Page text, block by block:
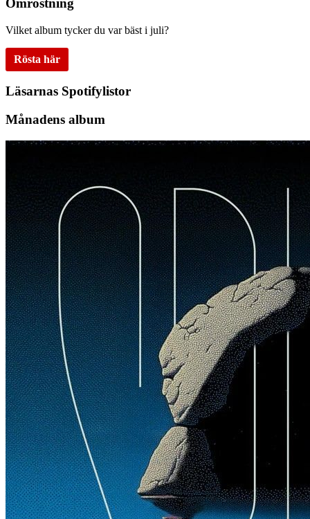
Omröstning
Vilket album tycker du var bäst i juli?
Rösta här
Läsarnas Spotifylistor
Månadens album